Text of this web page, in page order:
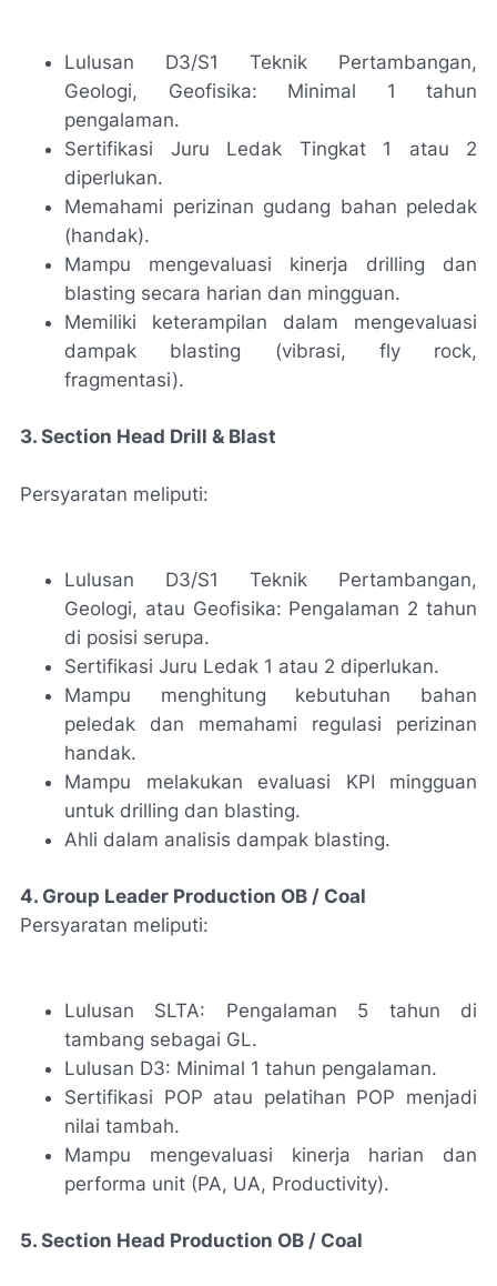
Lulusan D3/S1 Teknik Pertambangan,
Geologi, Geofisika: Minimal 1 tahun
pengalaman.
Sertifikasi Juru Ledak Tingkat 1 atau 2
diperlukan.
Memahami perizinan gudang bahan peledak
(handak).
Mampu mengevaluasi kinerja drilling dan
blasting secara harian dan mingguan.
Memiliki keterampilan dalam mengevaluasi
dampak blasting (vibrasi, fly rock,
fragmentasi).
3. Section Head Drill & Blast
Persyaratan meliputi:
Lulusan D3/S1 Teknik Pertambangan,
Geologi, atau Geofisika: Pengalaman 2 tahun
di posisi serupa.
Sertifikasi Juru Ledak 1 atau 2 diperlukan.
Mampu menghitung kebutuhan bahan
peledak dan memahami regulasi perizinan
handak.
Mampu melakukan evaluasi KPI mingguan
untuk drilling dan blasting.
Ahli dalam analisis dampak blasting.
4. Group Leader Production OB / Coal
Persyaratan meliputi:
Lulusan SLTA: Pengalaman 5 tahun di
tambang sebagai GL.
Lulusan D3: Minimal 1 tahun pengalaman.
Sertifikasi POP atau pelatihan POP menjadi
nilai tambah.
Mampu mengevaluasi kinerja harian dan
performa unit (PA, UA, Productivity).
5. Section Head Production OB / Coal